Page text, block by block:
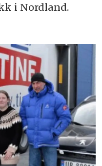
i Nordland.